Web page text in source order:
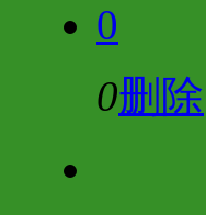
0
0删除